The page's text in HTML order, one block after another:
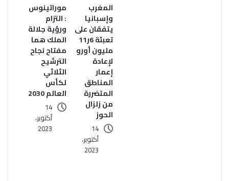
المغرب
وإسبانيا
يتفقان على
تعبئة 6ر11
مليون أورو
لإعادة
إعمار
المناطق
المتضررة
من زلزال
الحوز
14
أكتوبر،
2023
موراتينوس
: التزام
ورؤية جلالة
الملك هما
مفتاح نجاح
الترشيح
الثلاثي
لكأس
العالم 2030
14
أكتوبر،
2023